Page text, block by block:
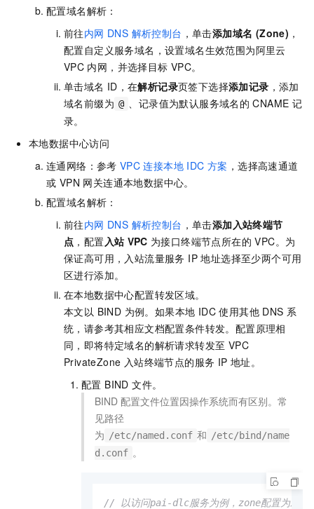
配置域名解析：
前往内网 DNS 解析控制台 ，单击添加域名 (Zone) ，
配置自定义服务域名，设置域名生效范围为阿里云
VPC 内网，并选择目标 VPC。
单击域名 ID，在解析记录页签下选择添加记录 ，添加
域名前缀为 @ 、记录值为默认服务域名的 CNAME 记
录。
本地数据中心访问
连通网络：参考 VPC 连接本地 IDC 方案 ，选择高速通道
或 VPN 网关连通本地数据中心。
配置域名解析：
前往内网 DNS 解析控制台 ，单击添加入站终端节
点 ，配置 入站 VPC 为接口终端节点所在的 VPC。为
保证高可用，入站流量服务 IP 地址选择至少两个可用
区进行添加。
在本地数据中心配置转发区域。
本文以 BIND 为例。如果本地 IDC 使用其他 DNS 系
统，请参考其相应文档配置条件转发。配置原理相
同，即将特定域名的解析请求转发至 VPC
PrivateZone 入站终端节点的服务 IP 地址。
配置 BIND 文件。
BIND 配置文件位置因操作系统而有区别。常
见路径
为 /etc/named.conf 和 /etc/bind/name
d.conf 。
// 以访问pai-dlc服务为例，zone配置为对应